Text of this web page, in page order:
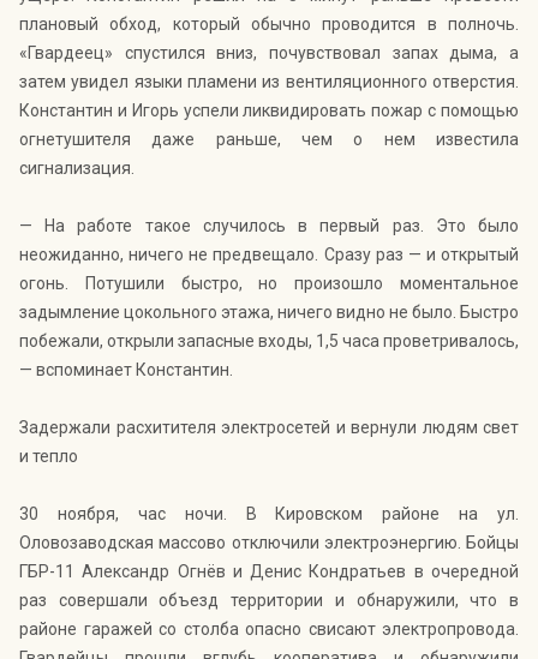
плановый обход, который обычно проводится в полночь.
«Гвардеец» спустился вниз, почувствовал запах дыма, а
затем увидел языки пламени из вентиляционного отверстия.
Константин и Игорь успели ликвидировать пожар с помощью
огнетушителя даже раньше, чем о нем известила
сигнализация.
— На работе такое случилось в первый раз. Это было
неожиданно, ничего не предвещало. Сразу раз — и открытый
огонь. Потушили быстро, но произошло моментальное
задымление цокольного этажа, ничего видно не было. Быстро
побежали, открыли запасные входы, 1,5 часа проветривалось,
— вспоминает Константин.
Задержали расхитителя электросетей и вернули людям свет
и тепло
30 ноября, час ночи. В Кировском районе на ул.
Оловозаводская массово отключили электроэнергию. Бойцы
ГБР-11 Александр Огнёв и Денис Кондратьев в очередной
раз совершали объезд территории и обнаружили, что в
районе гаражей со столба опасно свисают электропровода.